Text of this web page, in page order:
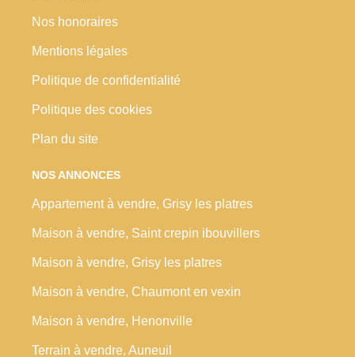
Nos honoraires
Mentions légales
Politique de confidentialité
Politique des cookies
Plan du site
NOS ANNONCES
Appartement à vendre, Grisy les platres
Maison à vendre, Saint crepin ibouvillers
Maison à vendre, Grisy les platres
Maison à vendre, Chaumont en vexin
Maison à vendre, Henonville
Terrain à vendre, Auneuil